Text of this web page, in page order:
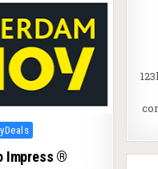
in
Impress ®